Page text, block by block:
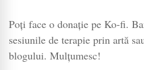
Poți face o donație pe Ko-fi.
sesiunile de terapie prin artă
blogului. Mulțumesc!